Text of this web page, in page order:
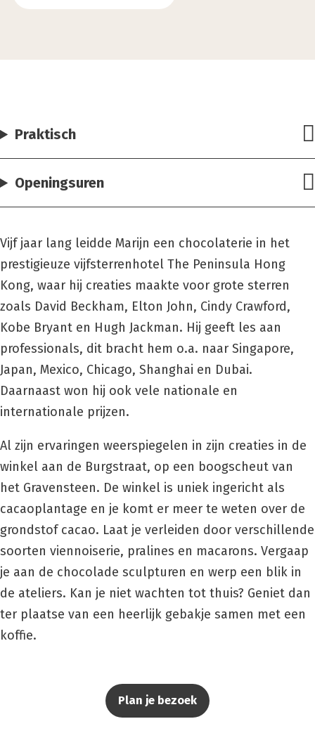
Praktisch
Openingsuren
Vijf jaar lang leidde Marijn een chocolaterie in het
prestigieuze vijfsterrenhotel The Peninsula Hong
Kong, waar hij creaties maakte voor grote sterren
zoals David Beckham, Elton John, Cindy Crawford,
Kobe Bryant en Hugh Jackman. Hij geeft les aan
professionals, dit bracht hem o.a. naar Singapore,
Japan, Mexico, Chicago, Shanghai en Dubai.
Daarnaast won hij ook vele nationale en
internationale prijzen.
Al zijn ervaringen weerspiegelen in zijn creaties in de
winkel aan de Burgstraat, op een boogscheut van
het Gravensteen. De winkel is uniek ingericht als
cacaoplantage en je komt er meer te weten over de
grondstof cacao. Laat je verleiden door verschillende
soorten viennoiserie, pralines en macarons. Vergaap
je aan de chocolade sculpturen en werp een blik in
de ateliers. Kan je niet wachten tot thuis? Geniet dan
ter plaatse van een heerlijk gebakje samen met een
koffie.
Plan je bezoek